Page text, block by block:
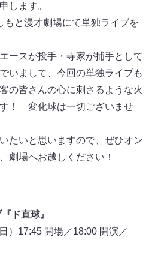
します。
もと漫才劇場にて単独ライブを
ースが投手・寺家が捕手として
いまして、今回の単独ライブも
の皆さんの心に刺さるような火
！ 変化球は一切ございませ
たいと思いますので、ぜひオン
劇場へお越しください！
ド直球』
）17:45 開場／18:00 開演／